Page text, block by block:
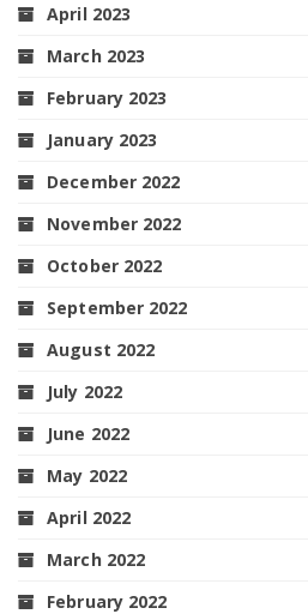
April 2023
March 2023
February 2023
January 2023
December 2022
November 2022
October 2022
September 2022
August 2022
July 2022
June 2022
May 2022
April 2022
March 2022
February 2022